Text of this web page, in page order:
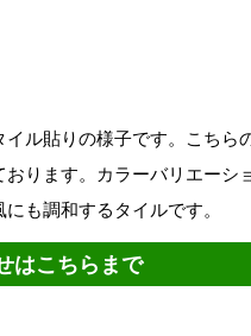
イル貼りの様子です。こちら
おります。カラーバリエー
も調和するタイルです。
はこちらまで